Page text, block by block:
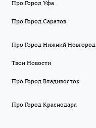
Про Город Уфа
Про Город Саратов
Про Город Нижний Новгород
Твои Новости
Про Город Владивосток
Про Город Краснодара